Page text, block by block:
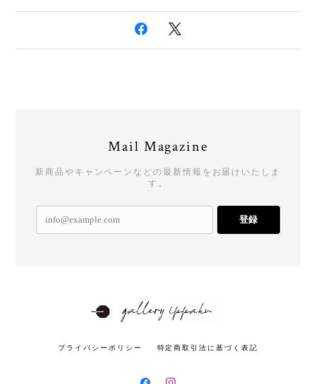
Mail Magazine
新商品やキャンペーンなどの最新情報をお届けいたしま
す。
登録
プライバシーポリシー 特定商取引法に基づく表記